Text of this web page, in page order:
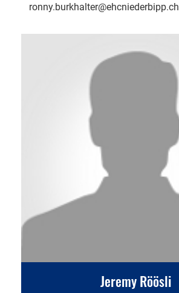
ronny.burkhalter@ehcniederbipp.ch
Jeremy Röösli